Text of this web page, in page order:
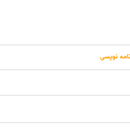
نویسی